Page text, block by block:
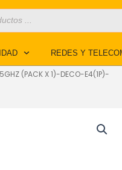
REDES Y
(PACK X 1)-DECO-E4(1P)-